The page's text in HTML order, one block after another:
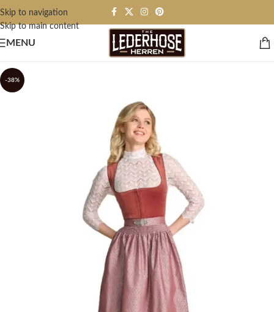
Skip to navigation
Skip to main content
MENU
-38%